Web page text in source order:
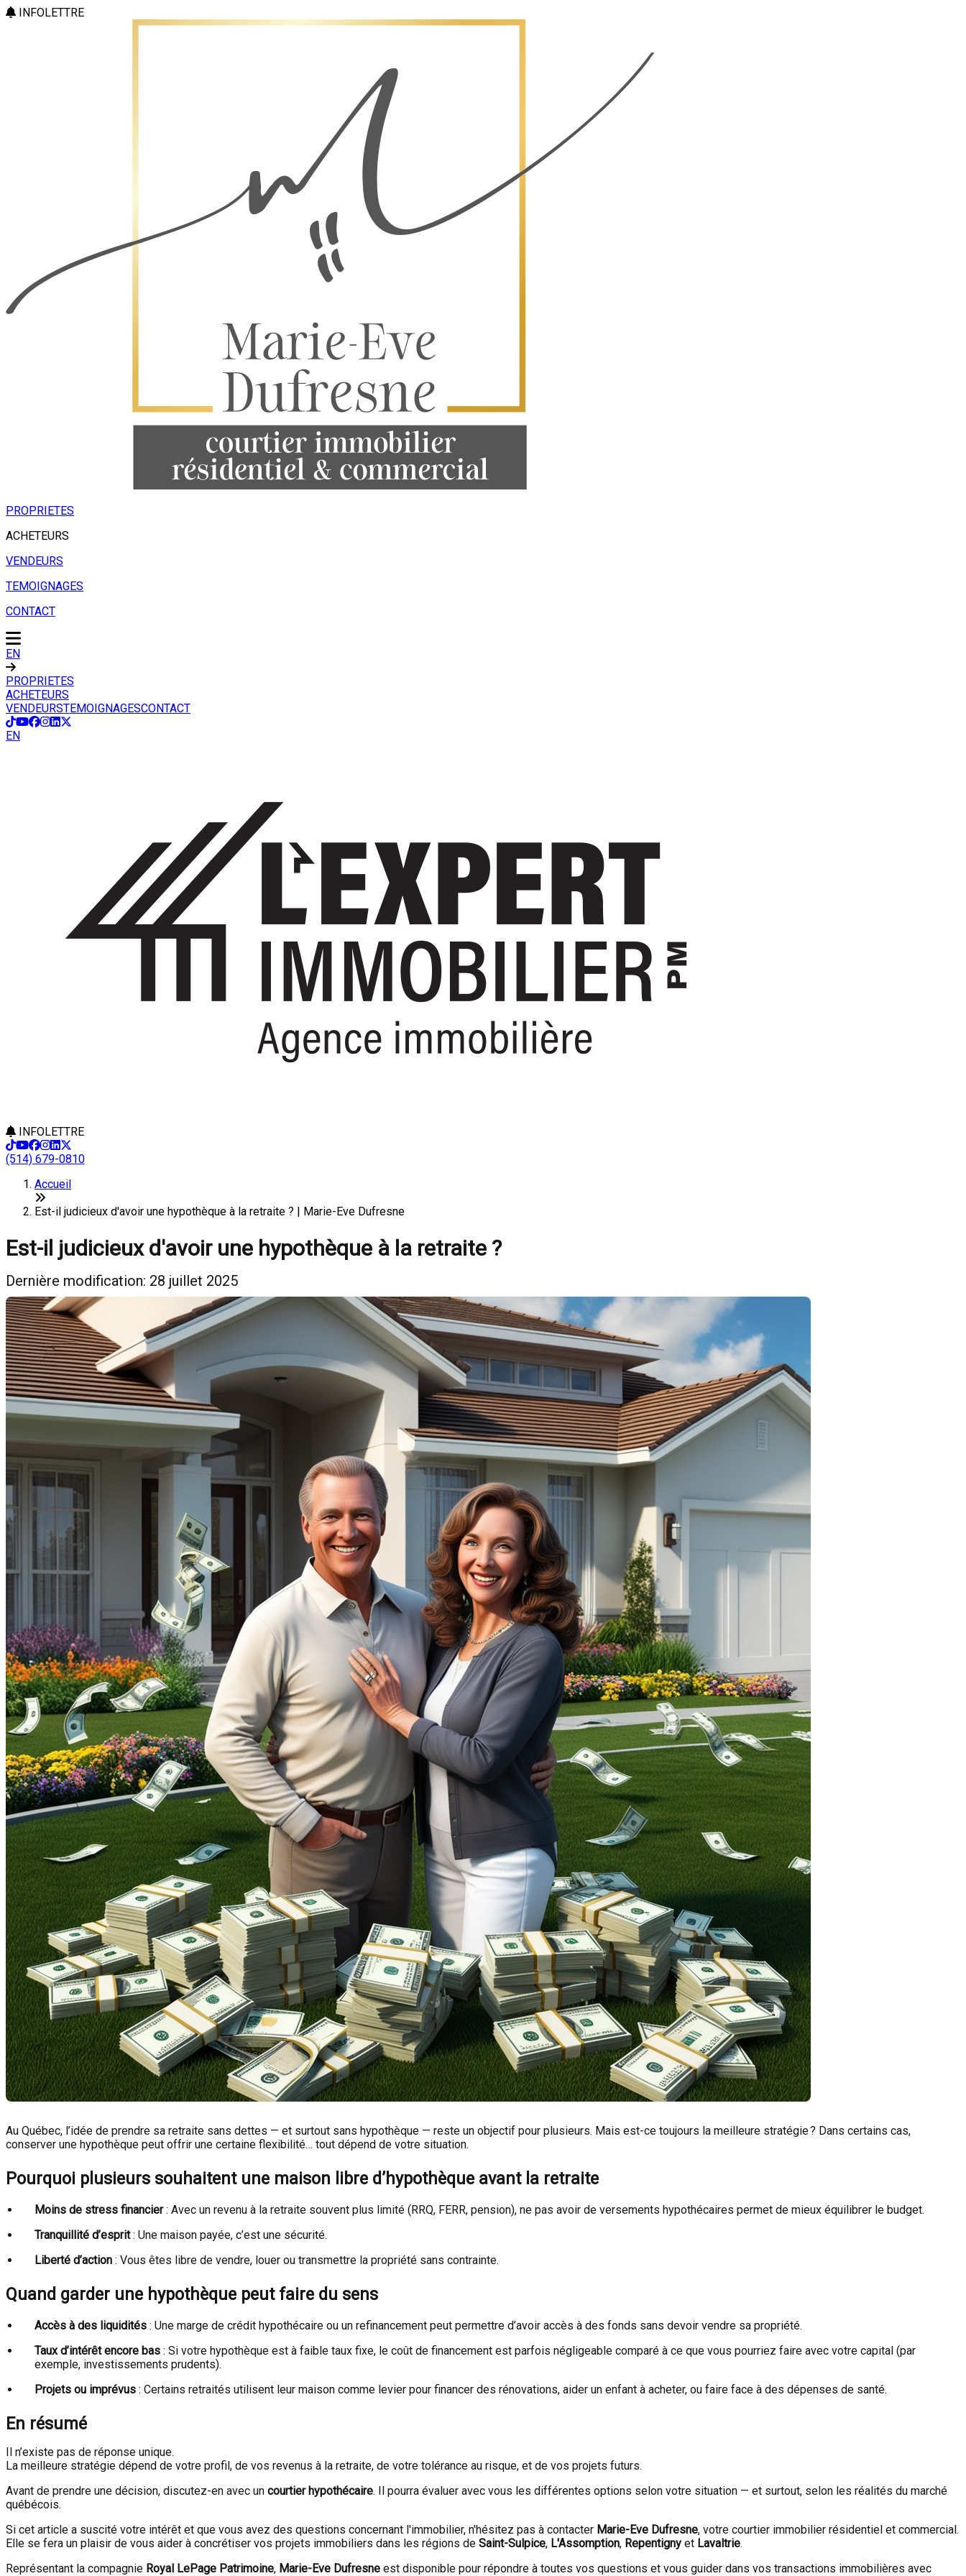
INFOLETTRE
PROPRIETES
ACHETEURS
VENDEURS
TEMOIGNAGES
CONTACT
EN
PROPRIETES
ACHETEURS
VENDEURSTEMOIGNAGESCONTACT
EN
INFOLETTRE
(514) 679-0810
Accueil
Est-il judicieux d'avoir une hypothèque à la retraite ? | Marie-Eve Dufresne
Est-il judicieux d'avoir une hypothèque à la retraite ?
Dernière modification: 28 juillet 2025
Au Québec, l’idée de prendre sa retraite sans dettes — et surtout sans hypothèque — reste un objectif pour plusieurs. Mais est-ce toujours la meilleure stratégie ? Dans certains cas,
conserver une hypothèque peut offrir une certaine flexibilité… tout dépend de votre situation.
Pourquoi plusieurs souhaitent une maison libre d’hypothèque avant la retraite
Moins de stress financier: Avec un revenu à la retraite souvent plus limité (RRQ, FERR, pension), ne pas avoir de versements hypothécaires permet de mieux équilibrer le budget.
Tranquillité d’esprit: Une maison payée, c’est une sécurité.
Liberté d’action : Vous êtes libre de vendre, louer ou transmettre la propriété sans contrainte.
Quand garder une hypothèque peut faire du sens
Accès à des liquidités : Une marge de crédit hypothécaire ou un refinancement peut permettre d’avoir accès à des fonds sans devoir vendre sa propriété.
Taux d’intérêt encore bas : Si votre hypothèque est à faible taux fixe, le coût de financement est parfois négligeable comparé à ce que vous pourriez faire avec votre capital (par
exemple, investissements prudents).
Projets ou imprévus : Certains retraités utilisent leur maison comme levier pour financer des rénovations, aider un enfant à acheter, ou faire face à des dépenses de santé.
En résumé
Il n’existe pas de réponse unique.
La meilleure stratégie dépend de votre profil, de vos revenus à la retraite, de votre tolérance au risque, et de vos projets futurs.
Avant de prendre une décision, discutez-en avec un courtier hypothécaire. Il pourra évaluer avec vous les différentes options selon votre situation — et surtout, selon les réalités du marché
québécois.
Si cet article a suscité votre intérêt et que vous avez des questions concernant l'immobilier, n'hésitez pas à contacter Marie-Eve Dufresne, votre courtier immobilier résidentiel et commercial.
Elle se fera un plaisir de vous aider à concrétiser vos projets immobiliers dans les régions de Saint-Sulpice, L'Assomption, Repentigny et Lavaltrie.
Représentant la compagnie Royal LePage Patrimoine, Marie-Eve Dufresne est disponible pour répondre à toutes vos questions et vous guider dans vos transactions immobilières avec